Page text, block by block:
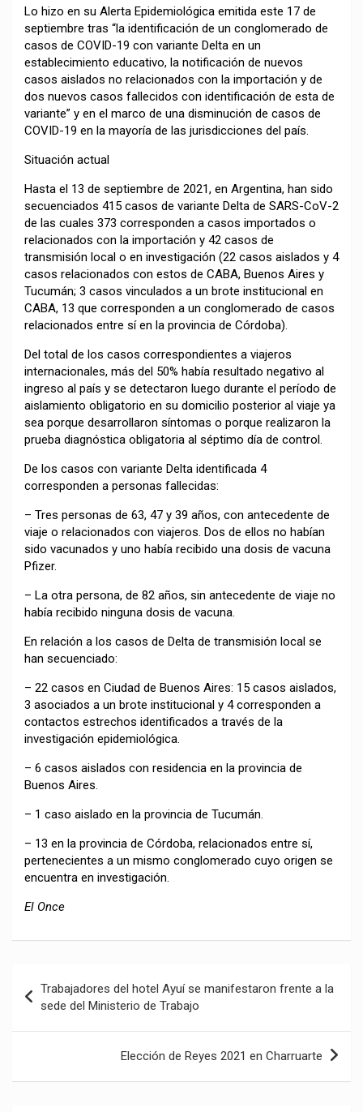
Lo hizo en su Alerta Epidemiológica emitida este 17 de
septiembre tras “la identificación de un conglomerado de
casos de COVID-19 con variante Delta en un
establecimiento educativo, la notificación de nuevos
casos aislados no relacionados con la importación y de
dos nuevos casos fallecidos con identificación de esta de
variante” y en el marco de una disminución de casos de
COVID-19 en la mayoría de las jurisdicciones del país.
Situación actual
Hasta el 13 de septiembre de 2021, en Argentina, han sido
secuenciados 415 casos de variante Delta de SARS-CoV-2
de las cuales 373 corresponden a casos importados o
relacionados con la importación y 42 casos de
transmisión local o en investigación (22 casos aislados y 4
casos relacionados con estos de CABA, Buenos Aires y
Tucumán; 3 casos vinculados a un brote institucional en
CABA, 13 que corresponden a un conglomerado de casos
relacionados entre sí en la provincia de Córdoba).
Del total de los casos correspondientes a viajeros
internacionales, más del 50% había resultado negativo al
ingreso al país y se detectaron luego durante el período de
aislamiento obligatorio en su domicilio posterior al viaje ya
sea porque desarrollaron síntomas o porque realizaron la
prueba diagnóstica obligatoria al séptimo día de control.
De los casos con variante Delta identificada 4
corresponden a personas fallecidas:
– Tres personas de 63, 47 y 39 años, con antecedente de
viaje o relacionados con viajeros. Dos de ellos no habían
sido vacunados y uno había recibido una dosis de vacuna
Pfizer.
– La otra persona, de 82 años, sin antecedente de viaje no
había recibido ninguna dosis de vacuna.
En relación a los casos de Delta de transmisión local se
han secuenciado:
– 22 casos en Ciudad de Buenos Aires: 15 casos aislados,
3 asociados a un brote institucional y 4 corresponden a
contactos estrechos identificados a través de la
investigación epidemiológica.
– 6 casos aislados con residencia en la provincia de
Buenos Aires.
– 1 caso aislado en la provincia de Tucumán.
– 13 en la provincia de Córdoba, relacionados entre sí,
pertenecientes a un mismo conglomerado cuyo origen se
encuentra en investigación.
El Once
de
entradas
Trabajadores del hotel Ayuí se manifestaron frente a la
sede del Ministerio de Trabajo
Elección de Reyes 2021 en Charruarte